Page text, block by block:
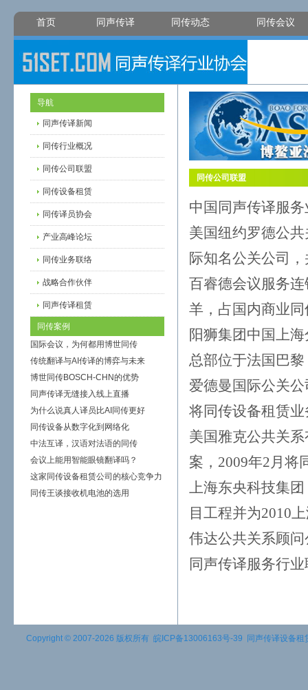
首页 同声传译 同传动态 同传会议
导航
同声传译新闻
同传行业概况
同传公司联盟
同传设备租赁
同传译员协会
产业高峰论坛
同传业务联络
战略合作伙伴
同声传译租赁
同传案例
国际会议，为何都用博世同传
传统翻译与AI传译的博弈与未来
博世同传BOSCH-CHN的优势
同声传译无缝接入线上直播
为什么说真人译员比AI同传更好
同传设备从数字化到网络化
中法互译，汉语对法语的同传
会议上能用智能眼镜翻译吗？
这家同传设备租赁公司的核心竞争力
同传王谈接收机电池的选用
同传公司联盟
中国同声传译服
美国纽约罗德公
际知名公关公司
百睿德会议服务
羊，占国内商业
阳狮集团中国上
总部位于法国巴
爱德曼国际公关
将同传设备租赁
美国雅克公共关
案，2009年2月将
上海东央科技集
目工程并为2010
伟达公共关系顾
同声传译服务行
Copyright © 2007-2026 版权所有 皖ICP备13006163号-39 同声传译设备租